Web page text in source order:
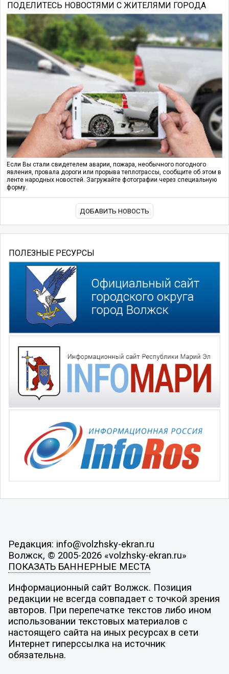
ПОДЕЛИТЕСЬ НОВОСТЯМИ С ЖИТЕЛЯМИ ГОРОДА
Если Вы стали свидетелем аварии, пожара, необычного погодного
явления, провала дороги или прорыва теплотрассы, сообщите об этом в
ленте народных новостей. Загружайте фотографии через специальную
форму.
ДОБАВИТЬ НОВОСТЬ
ПОЛЕЗНЫЕ РЕСУРСЫ
Редакция: info@volzhsky-ekran.ru
Волжск, © 2005-2026 «volzhsky-ekran.ru»
ПОКАЗАТЬ БАННЕРНЫЕ МЕСТА
Информационный сайт Волжск. Позиция
редакции не всегда совпадает с точкой зрения
авторов. При перепечатке текстов либо ином
использовании текстовых материалов с
настоящего сайта на иных ресурсах в сети
Интернет гиперссылка на источник
обязательна.